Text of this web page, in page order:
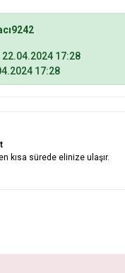
22.04.2024 17:28
17:28
kısa sürede elinize ulaşır.